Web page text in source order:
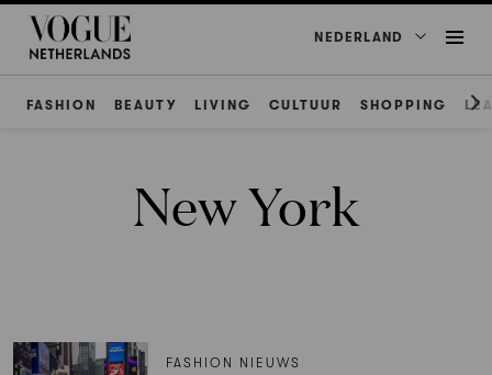
NEDERLAND
FASHION BEAUTY LIVING CULTUUR SHOPPING
New York
FASHION NIEUWS